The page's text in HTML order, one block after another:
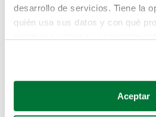
desarrollo de servicios. Tiene la
quién usa sus datos y con qué
Si lo permite, también quisiéramos:
Recopilar información sobre
Aceptar
Pero puedes encontrar el
buscando en alguno de estos
Coches de segunda mano
Coches de km0